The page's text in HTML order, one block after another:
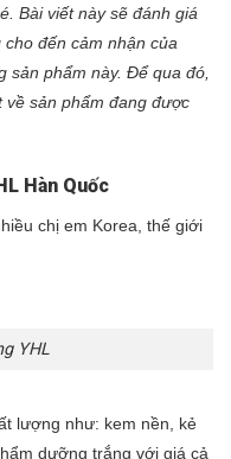
Bài viết này sẽ đánh giá
đến cảm nhận của
sản phẩm này. Để qua đó,
về sản phẩm đang được
Hàn Quốc
chị em Korea, thế giới
YHL
lượng như: kem nền, kẻ
dưỡng trắng với giá cả